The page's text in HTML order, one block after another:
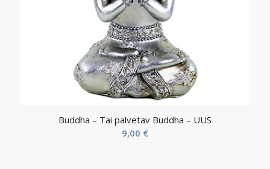
Buddha – Tai palvetav Buddha – UUS
9,00 €